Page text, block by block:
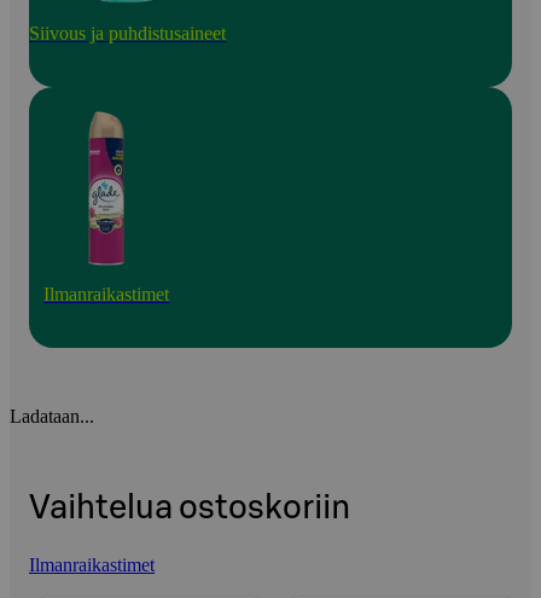
Siivous ja puhdistusaineet
Ilmanraikastimet
Ladataan...
Vaihtelua ostoskoriin
Ilmanraikastimet